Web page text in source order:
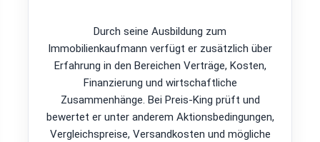
Durch seine Ausbildung zum
Immobilienkaufmann verfügt er zusätzlich über
Erfahrung in den Bereichen Verträge, Kosten,
Finanzierung und wirtschaftliche
Zusammenhänge. Bei Preis-King prüft und
bewertet er unter anderem Aktionsbedingungen,
Vergleichspreise, Versandkosten und mögliche